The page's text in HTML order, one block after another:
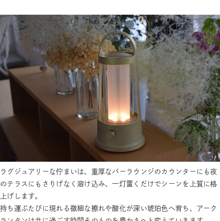
ラグジュアリーな佇まいは、重厚なバーラウンジのカウンターにも夜
のテラスにもさりげなく溶け込み、一灯置くだけでシーンを上質に格
上げします。
持ち運ぶたびに現れる微細な擦れや酸化が深い琥珀色へ育ち、アーク